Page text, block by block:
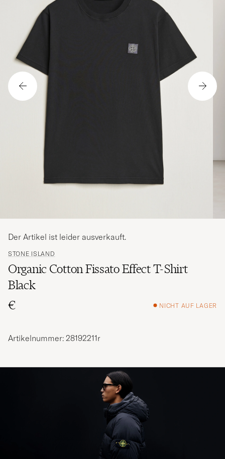
STONE ISLAND
Organic Cotton Fissato Effect T-Shirt
Black
€
NICHT AUF LAGER
Der Artikel ist leider ausverkauft.
Artikelnummer: 28192211r